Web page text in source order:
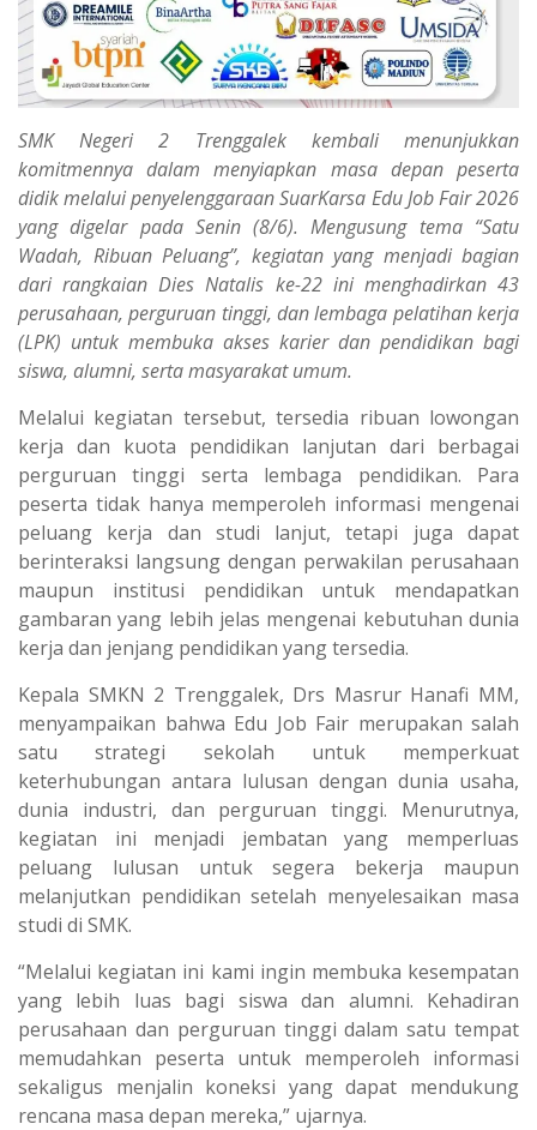
SMK Negeri 2 Trenggalek kembali menunjukkan
komitmennya dalam menyiapkan masa depan peserta
didik melalui penyelenggaraan SuarKarsa Edu Job Fair 2026
yang digelar pada Senin (8/6). Mengusung tema “Satu
Wadah, Ribuan Peluang”, kegiatan yang menjadi bagian
dari rangkaian Dies Natalis ke-22 ini menghadirkan 43
perusahaan, perguruan tinggi, dan lembaga pelatihan kerja
(LPK) untuk membuka akses karier dan pendidikan bagi
siswa, alumni, serta masyarakat umum.
Melalui kegiatan tersebut, tersedia ribuan lowongan
kerja dan kuota pendidikan lanjutan dari berbagai
perguruan tinggi serta lembaga pendidikan. Para
peserta tidak hanya memperoleh informasi mengenai
peluang kerja dan studi lanjut, tetapi juga dapat
berinteraksi langsung dengan perwakilan perusahaan
maupun institusi pendidikan untuk mendapatkan
gambaran yang lebih jelas mengenai kebutuhan dunia
kerja dan jenjang pendidikan yang tersedia.
Kepala SMKN 2 Trenggalek, Drs Masrur Hanafi MM,
menyampaikan bahwa Edu Job Fair merupakan salah
satu strategi sekolah untuk memperkuat
keterhubungan antara lulusan dengan dunia usaha,
dunia industri, dan perguruan tinggi. Menurutnya,
kegiatan ini menjadi jembatan yang memperluas
peluang lulusan untuk segera bekerja maupun
melanjutkan pendidikan setelah menyelesaikan masa
studi di SMK.
“Melalui kegiatan ini kami ingin membuka kesempatan
yang lebih luas bagi siswa dan alumni. Kehadiran
perusahaan dan perguruan tinggi dalam satu tempat
memudahkan peserta untuk memperoleh informasi
sekaligus menjalin koneksi yang dapat mendukung
rencana masa depan mereka,” ujarnya.